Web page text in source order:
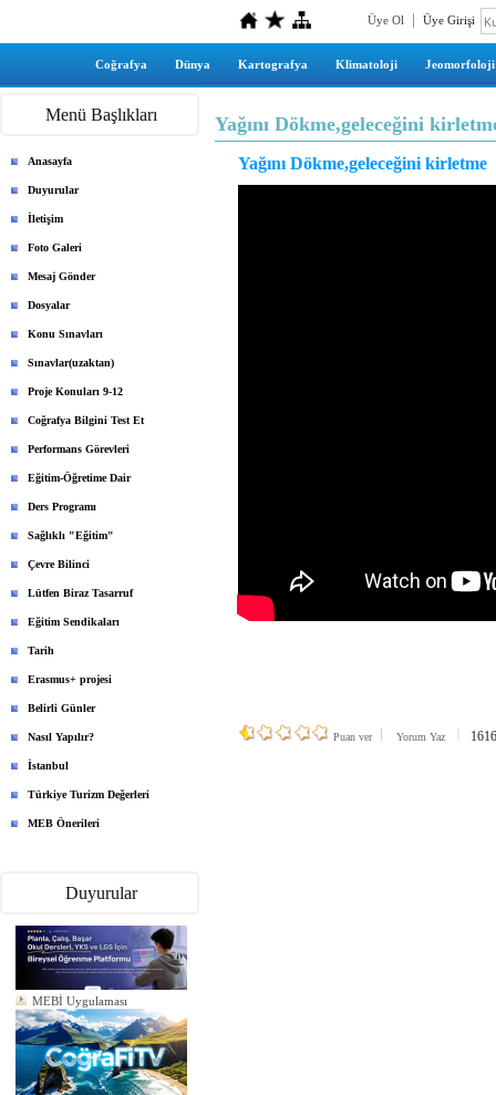
Üye Ol Üye Girişi
Coğrafya Dünya Kartografya Klimatoloji Jeomorfoloji
Menü Başlıkları
Anasayfa
Duyurular
İletişim
Foto Galeri
Mesaj Gönder
Dosyalar
Konu Sınavları
Sınavlar(uzaktan)
Proje Konuları 9-12
Coğrafya Bilgini Test Et
Performans Görevleri
Eğitim-Öğretime Dair
Ders Programı
Sağlıklı "Eğitim"
Çevre Bilinci
Lütfen Biraz Tasarruf
Eğitim Sendikaları
Tarih
Erasmus+ projesi
Belirli Günler
Nasıl Yapılır?
İstanbul
Türkiye Turizm Değerleri
MEB Önerileri
Duyurular
MEBİ Uygulaması
Yağını Dökme,geleceğini
Yağını Dökme,geleceğini kirletme
Puan ver Yorum Yaz